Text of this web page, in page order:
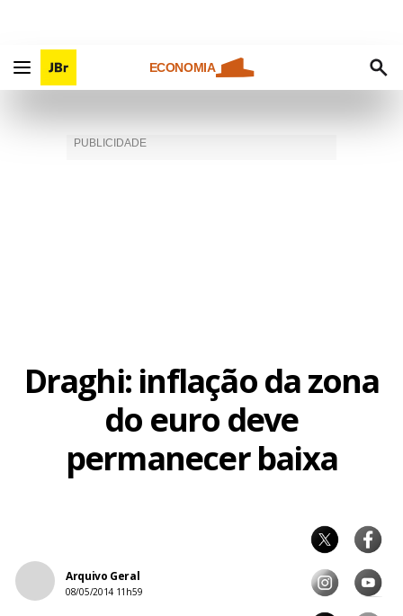
ECONOMIA
Draghi: inflação da zona
do euro deve
permanecer baixa
Arquivo Geral
08/05/2014 11h59